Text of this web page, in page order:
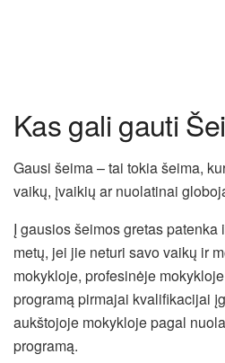
Kas gali gauti
Gausi šeima – tai tokia šeima,
vaikų, įvaikių ar nuolatinai
Į gausios šeimos gretas
metų, jei jie neturi savo vaikų ir
mokykloje, profesinėje
programą pirmajai kvalifikacijai
aukštojoje mokykloje pagal
programą.